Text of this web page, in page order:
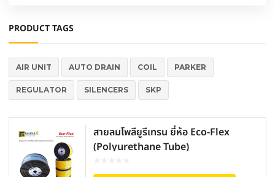
PRODUCT TAGS
AIR UNIT AUTO DRAIN COIL PARKER
REGULATOR SILENCERS SKP
สายลมโพลียูรีเทรน ยี่ห้อ Eco-Flex
(Polyurethane Tube)